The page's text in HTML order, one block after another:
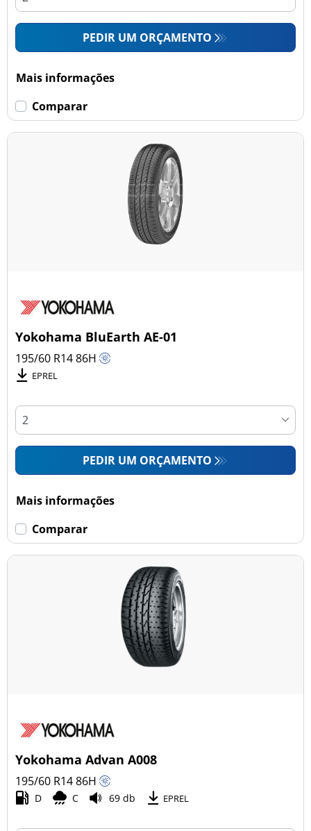
PEDIR UM ORÇAMENTO
Mais informações
Comparar
Yokohama BluEarth AE-01
195/60 R1486H
EPREL
PEDIR UM ORÇAMENTO
Mais informações
Comparar
Yokohama Advan A008
195/60 R1486H
D C 69 db EPREL